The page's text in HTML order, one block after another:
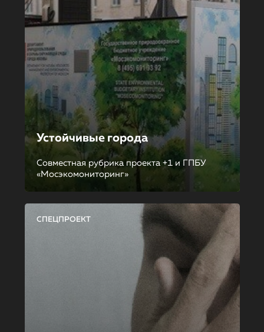
Устойчивые города
Совместная рубрика проекта +1 и ГПБУ
«Мосэкомониторинг»
СПЕЦПРОЕКТ